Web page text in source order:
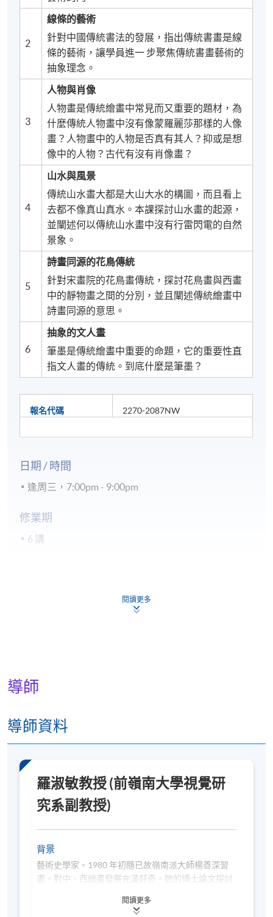
2
線條的藝術
針對中國傳統書法的發展，指出傳統書畫是線
條的藝術，讓學員進一 步聚焦傳統書畫藝術的
抽象理念。
3
人物與肖像
人物畫是傳統繪畫中常見而又重要的題材，為
什麼傳統人物畫中沒有像蒙羅麗莎那樣的人像
畫？人物畫中的人物是否真有其人？抑或是想
像中的人物？古代有沒有肖像畫？
4
山水與風景
傳統山水畫大都是大山大水的構圖，而且看上
去都不像真山真水。本課探討山水畫的起源，
並闡述何以傳統山水畫中沒有行雷閃電的自然
景象。
5
詩畫同源的花鳥傳統
針對宋畫院的花鳥畫傳統，探討花鳥畫與西畫
中的靜物畫之間的分別，並且闡述傳統繪畫中
詩畫同源的意思。
6
抽象的文人畫
筆墨是傳統繪畫中重要的命題，它的重要性直
指文人畫的傳統。到底什麼是筆墨？
報名代碼 2270-2087NW
日期 / 時間
逢周三，7:00pm - 9:00pm
修業期
6 講
閱讀更多
導師
導師資料
羅淑敏教授 (前嶺南大學視覺研
究系副教授)
背景
藝術史學家。1980 年初隨已故嶺南派大師楊善深習
畫，對中、西繪畫發展充滿好奇。她的博士論文探討
中國畫》（香港信諾文化，2007）、《對焦中國畫》
閱讀更多